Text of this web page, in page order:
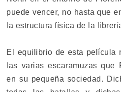
puede vencer, no hasta que
la estructura física de la
El equilibrio de esta película
las varias escaramuzas que
en su pequeña sociedad.